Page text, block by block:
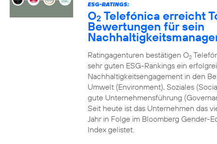
ESG-RATINGS:
O2 Telefónica erreicht
Bewertungen für sein
Ratingagenturen bestätigen O2
sehr guten ESG-Rankings ein
Nachhaltigkeitsengagement in den
Umwelt (Environment), Soziales
gute Unternehmensführung
Seit heute ist das Unternehmen das
Jahr in Folge im Bloomberg Gender-
Index gelistet.